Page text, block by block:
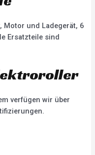
Motor und Ladegerät, 6
Ersatzteile sind
verfügen wir über